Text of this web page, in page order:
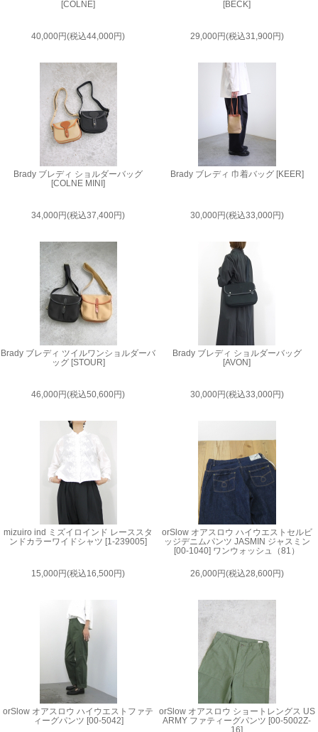
[COLNE]
40,000円(税込44,000円)
[BECK]
29,000円(税込31,900円)
Brady ブレディ ショルダーバッグ
[COLNE MINI]
34,000円(税込37,400円)
Brady ブレディ 巾着バッグ [KEER]
30,000円(税込33,000円)
Brady ブレディ ツイルワンショルダーバ
ッグ [STOUR]
46,000円(税込50,600円)
Brady ブレディ ショルダーバッグ
[AVON]
30,000円(税込33,000円)
mizuiro ind ミズイロインド レーススタ
ンドカラーワイドシャツ [1-239005]
15,000円(税込16,500円)
orSlow オアスロウ ハイウエストセルビ
ッジデニムパンツ JASMIN ジャスミン
[00-1040] ワンウォッシュ（81）
26,000円(税込28,600円)
orSlow オアスロウ ハイウエストファテ
ィーグパンツ [00-5042]
orSlow オアスロウ ショートレングス US
ARMY ファティーグパンツ [00-5002Z-
16]